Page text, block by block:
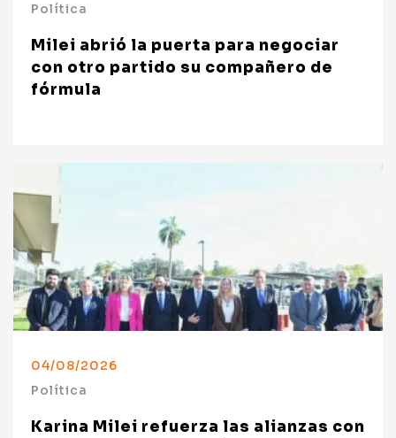
Política
Milei abrió la puerta para negociar
con otro partido su compañero de
fórmula
04/08/2026
Política
Karina Milei refuerza las alianzas con